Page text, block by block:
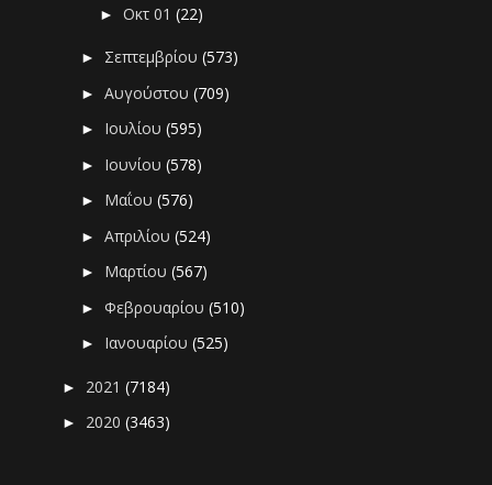
►Οκτ 01(22)
► Σεπτεμβρίου(573)
►Αυγούστου(709)
► Ιουλίου(595)
► Ιουνίου(578)
► Μαΐου(576)
►Απριλίου(524)
► Μαρτίου(567)
►Φεβρουαρίου(510)
► Ιανουαρίου(525)
► 2021(7184)
► 2020(3463)